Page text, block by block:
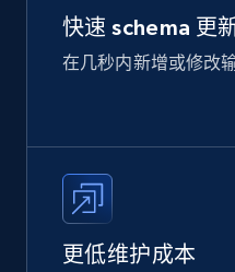
快速 schema 更
在几秒内新增或修改
更低维护成本